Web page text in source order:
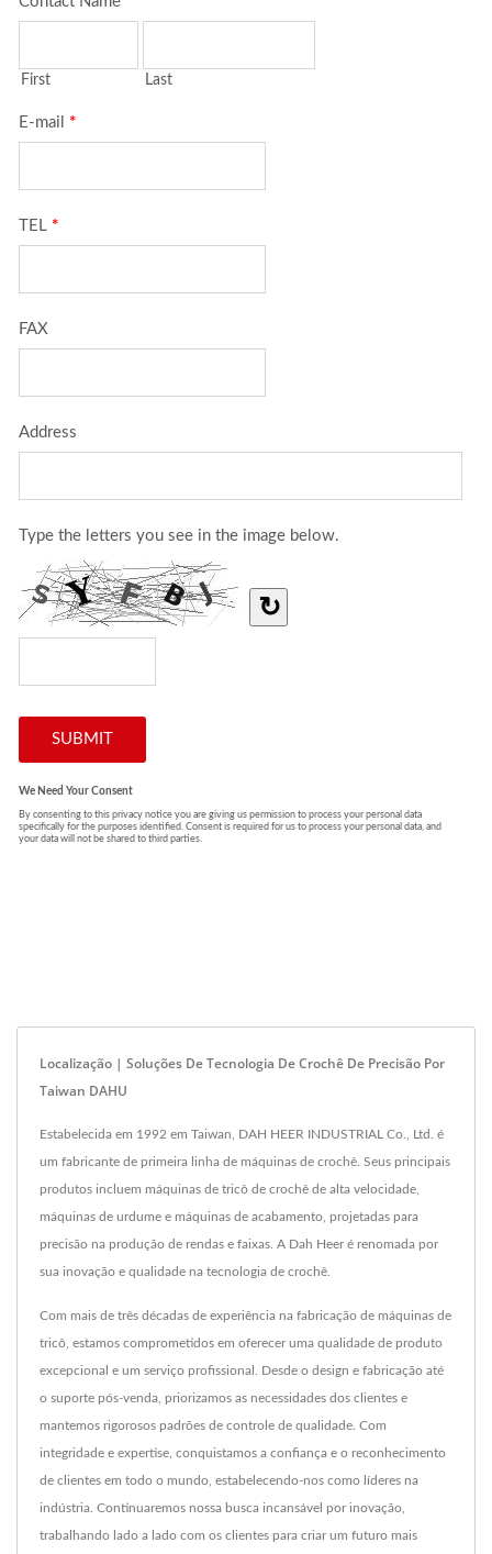
Localização | Soluções De Tecnologia De Crochê De Precisão Por
Taiwan DAHU
Estabelecida em 1992 em Taiwan, DAH HEER INDUSTRIAL Co., Ltd. é
um fabricante de primeira linha de máquinas de crochê. Seus principais
produtos incluem máquinas de tricô de crochê de alta velocidade,
máquinas de urdume e máquinas de acabamento, projetadas para
precisão na produção de rendas e faixas. A Dah Heer é renomada por
sua inovação e qualidade na tecnologia de crochê.
Com mais de três décadas de experiência na fabricação de máquinas de
tricô, estamos comprometidos em oferecer uma qualidade de produto
excepcional e um serviço profissional. Desde o design e fabricação até
o suporte pós-venda, priorizamos as necessidades dos clientes e
mantemos rigorosos padrões de controle de qualidade. Com
integridade e expertise, conquistamos a confiança e o reconhecimento
de clientes em todo o mundo, estabelecendo-nos como líderes na
indústria. Continuaremos nossa busca incansável por inovação,
trabalhando lado a lado com os clientes para criar um futuro mais